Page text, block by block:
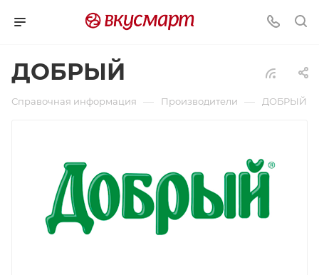
ДОБРЫЙ
Справочная информация — Производители — ДОБРЫЙ